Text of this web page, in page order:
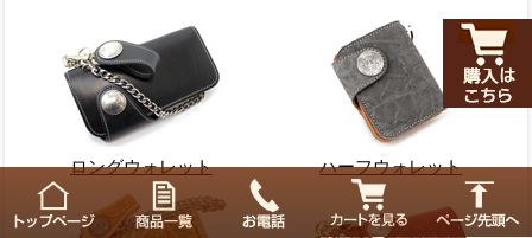
ロングウォレット ハーフウォレット